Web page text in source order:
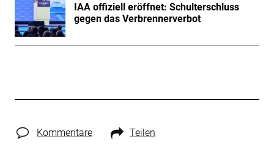
IAA offiziell eröffnet: Schulterschluss
gegen das Verbrennerverbot
Kommentare Teilen